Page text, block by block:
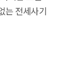
는 전세사기